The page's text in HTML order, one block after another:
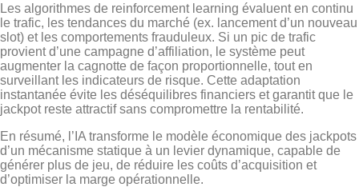
Les algorithmes de reinforcement learning évaluent en continu
le trafic, les tendances du marché (ex. lancement d’un nouveau
slot) et les comportements frauduleux. Si un pic de trafic
provient d’une campagne d’affiliation, le système peut
augmenter la cagnotte de façon proportionnelle, tout en
surveillant les indicateurs de risque. Cette adaptation
instantanée évite les déséquilibres financiers et garantit que le
jackpot reste attractif sans compromettre la rentabilité.
En résumé, l’IA transforme le modèle économique des jackpots
d’un mécanisme statique à un levier dynamique, capable de
générer plus de jeu, de réduire les coûts d’acquisition et
d’optimiser la marge opérationnelle.